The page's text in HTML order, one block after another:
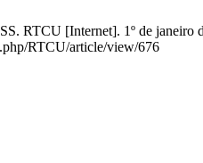
RTCU [Internet]. 1º de janeiro
RTCU/article/view/676